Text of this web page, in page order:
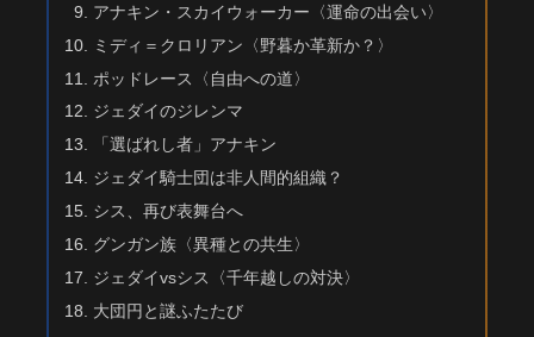
アナキン・スカイウォーカー〈運命の出会い〉
ミディ＝クロリアン〈野暮か革新か？〉
ポッドレース〈自由への道〉
ジェダイのジレンマ
「選ばれし者」アナキン
ジェダイ騎士団は非人間的組織？
シス、再び表舞台へ
グンガン族〈異種との共生〉
ジェダイvsシス〈千年越しの対決〉
大団円と謎ふたたび